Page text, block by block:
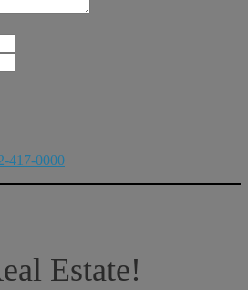
417-0000
Estate!